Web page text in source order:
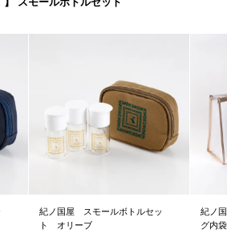
紀ノ国屋 スモールボトルセッ
ト オリーブ
紀ノ
グ内